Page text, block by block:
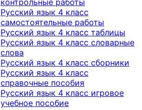
контрольные работы
Русский язык 4 класс
самостоятельные работы
Русский язык 4 класс таблицы
Русский язык 4 класс словарные
слова
Русский язык 4 класс сборники
Русский язык 4 класс
справочные пособия
Русский язык 4 класс игровое
учебное пособие